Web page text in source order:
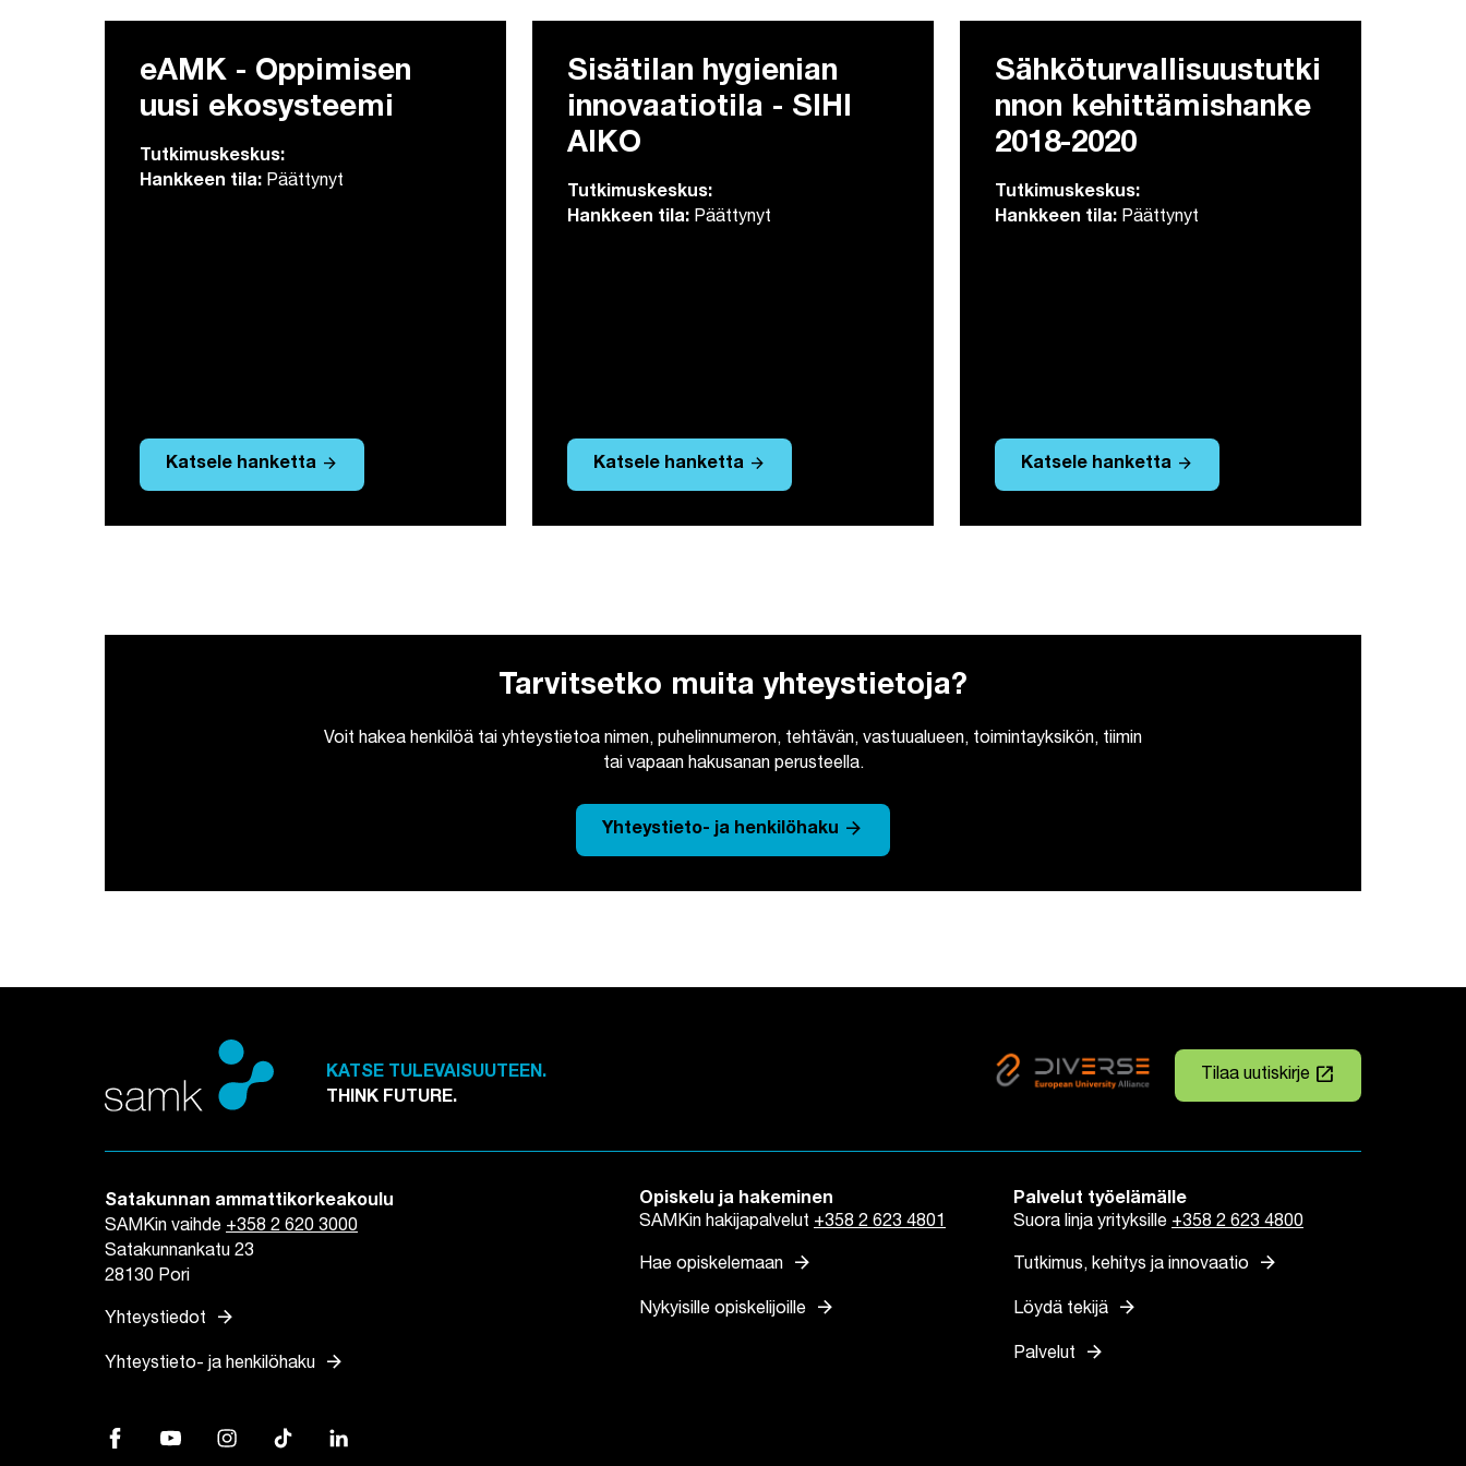
eAMK - Oppimisen
uusi ekosysteemi
Tutkimuskeskus:
Hankkeen tila: Päättynyt
Katsele hanketta arrow_forward
Sisätilan hygienian
innovaatiotila - SIHI
AIKO
Tutkimuskeskus:
Hankkeen tila: Päättynyt
Katsele hanketta arrow_forward
Sähköturvallisuustutki
nnon kehittämishanke
2018-2020
Tutkimuskeskus:
Hankkeen tila: Päättynyt
Katsele hanketta arrow_forward
Tarvitsetko muita yhteystietoja?
Voit hakea henkilöä tai yhteystietoa nimen, puhelinnumeron, tehtävän, vastuualueen, toimintayksikön, tiimin
tai vapaan hakusanan perusteella.
Yhteystieto- ja henkilöhaku arrow_forward
KATSE TULEVAISUUTEEN.
THINK FUTURE.
Tilaa uutiskirje launch
Satakunnan ammattikorkeakoulu
SAMKin vaihde +358 2 620 3000
Satakunnankatu 23
28130 Pori
Yhteystiedot arrow_forward
Yhteystieto- ja henkilöhaku arrow_forward
Opiskelu ja hakeminen
SAMKin hakijapalvelut +358 2 623 4801
Hae opiskelemaan arrow_forward
Nykyisille opiskelijoille arrow_forward
Palvelut työelämälle
Suora linja yrityksille +358 2 623 4800
Tutkimus, kehitys ja innovaatio arrow_forward
Löydä tekijä arrow_forward
Palvelut arrow_forward
Facebook, Linkki avautuu uuteen välilehteen
YouTube, Linkki avautuu uuteen välilehteen
Instagram, Linkki avautuu uuteen välilehteen
TikTok, Linkki avautuu uuteen välilehteen
LinkedIn, Linkki avautuu uuteen välilehteen